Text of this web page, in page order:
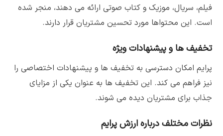
فیلم، سریال، موزیک و کتاب صوتی ارائه می دهند، منجر شده
است. این محتواها مورد تحسین مشتریان قرار دارند.
تخفیف ها و پیشنهادات ویژه
پرایم امکان دسترسی به تخفیف ها و پیشنهادات اختصاصی را
نیز فراهم می کند. این تخفیف ها به عنوان یکی از مزایای
جذاب برای مشتریان دیده می شوند.
نظرات مختلف درباره ارزش پرایم